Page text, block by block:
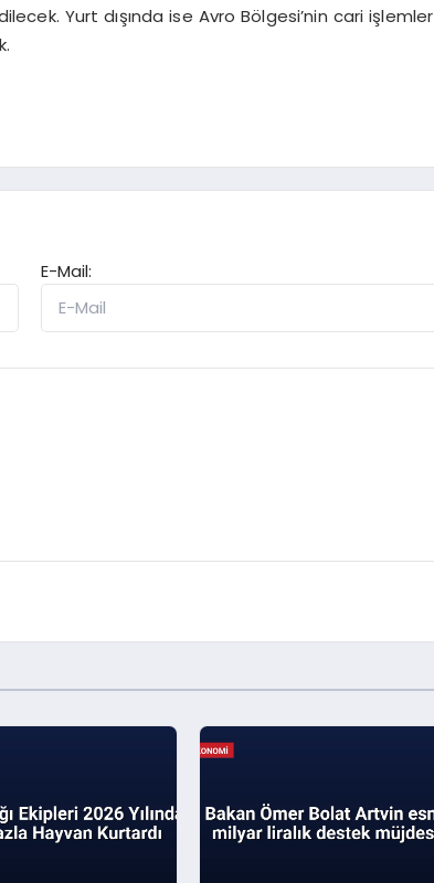
Yurt dışında ise Avro Bölgesi’nin cari işlemler
E-Mail: